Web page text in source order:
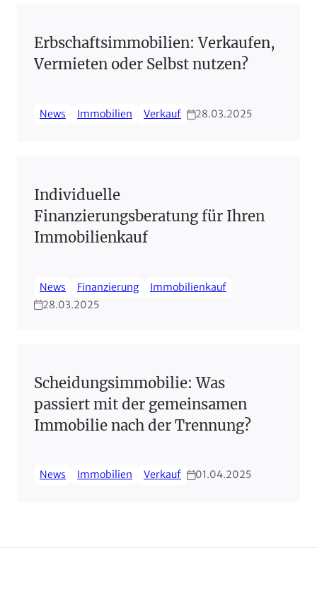
Erbschaftsimmobilien: Verkaufen,
Vermieten oder Selbst nutzen?
News Immobilien Verkauf 28.03.2025
Individuelle
Finanzierungsberatung für Ihren
Immobilienkauf
News Finanzierung
Immobilienkauf
28.03.2025
Scheidungsimmobilie: Was
passiert mit der gemeinsamen
Immobilie nach der Trennung?
News Immobilien Verkauf 01.04.2025